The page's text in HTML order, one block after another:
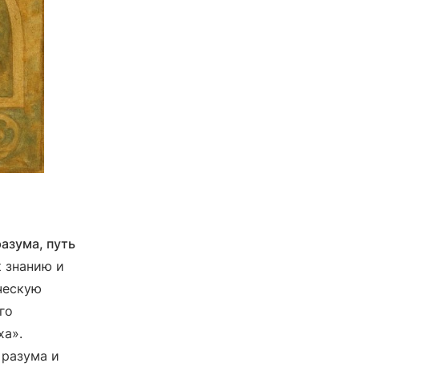
путь
знанию и
и